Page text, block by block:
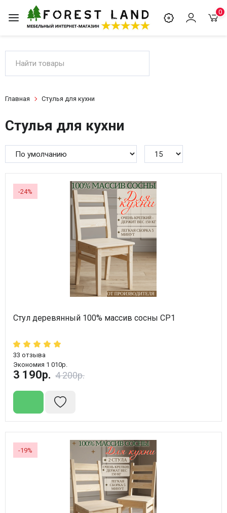
0
Главная Стулья для кухни
Стулья для кухни
-24%
Стул деревянный 100% массив сосны СР1
33 отзыва
Экономия 1 010р.
3 190р. 4 200р.
-19%